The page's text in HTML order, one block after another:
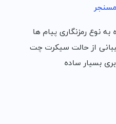
به نوع رمزنگاری پیام ها
از حالت سیکرت چت
بسیار ساده